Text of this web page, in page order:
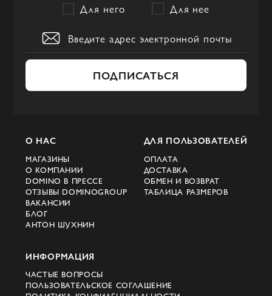
Для него Для нее
ПОДПИСАТЬСЯ
О НАС
МАГАЗИНЫ
О КОМПАНИИ
DOMINO В ПРЕССЕ
ОТЗЫВЫ DOMINOGROUP
ВАКАНСИИ
БЛОГ
АНТОН ШУХНИН
ДЛЯ ПОЛЬЗОВАТЕЛЕЙ
ОПЛАТА
ДОСТАВКА
ОБМЕН И ВОЗВРАТ
ТАБЛИЦА РАЗМЕРОВ
ИНФОРМАЦИЯ
ЧАСТЫЕ ВОПРОСЫ
ПОЛЬЗОВАТЕЛЬСКОЕ СОГЛАШЕНИЕ